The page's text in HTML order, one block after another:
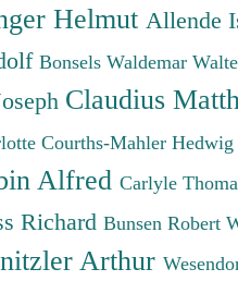
Helmut Allende
Bonsels Waldemar
Claudius
Courths-Mahler Hedwig
Alfred Carlyle
Richard Bunsen Robert
Arthur